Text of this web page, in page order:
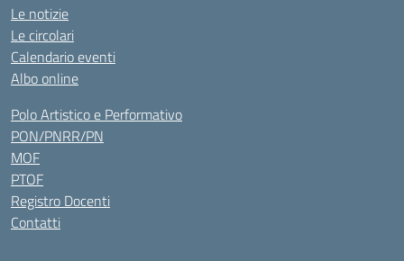
Le notizie
Le circolari
Calendario eventi
Albo online
Polo Artistico e Performativo
PON/PNRR/PN
MOF
PTOF
Registro Docenti
Contatti